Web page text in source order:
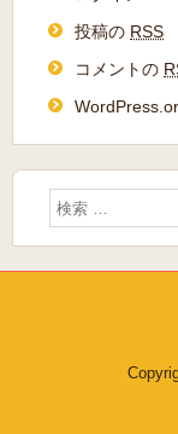
投稿の RSS
コメントの